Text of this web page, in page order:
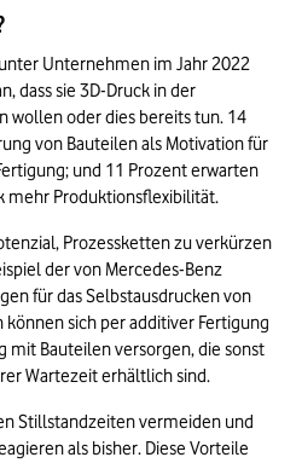
Unternehmen im Jahr 2022
dass sie 3D-Druck in der
wollen oder dies bereits tun. 14
von Bauteilen als Motivation für
und 11 Prozent erwarten
mehr Produktionsflexibilität.
Prozessketten zu verkürzen
der von Mercedes-Benz
für das Selbstausdrucken von
sich per additiver Fertigung
mit Bauteilen versorgen, die sonst
Wartezeit erhältlich sind.
Stillstandzeiten vermeiden und
als bisher. Diese Vorteile